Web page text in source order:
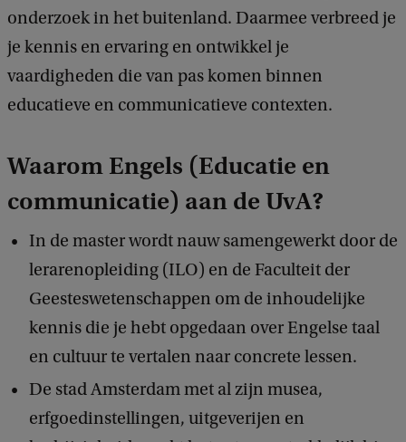
onderzoek in het buitenland. Daarmee verbreed je
je kennis en ervaring en ontwikkel je
vaardigheden die van pas komen binnen
educatieve en communicatieve contexten.
Waarom Engels (Educatie en
communicatie) aan de UvA?
In de master wordt nauw samengewerkt door de
lerarenopleiding (ILO) en de Faculteit der
Geesteswetenschappen om de inhoudelijke
kennis die je hebt opgedaan over Engelse taal
en cultuur te vertalen naar concrete lessen.
De stad Amsterdam met al zijn musea,
erfgoedinstellingen, uitgeverijen en